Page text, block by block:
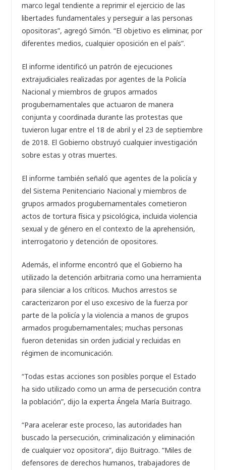
marco legal tendiente a reprimir el ejercicio de las
libertades fundamentales y perseguir a las personas
opositoras”, agregó Simón. “El objetivo es eliminar, por
diferentes medios, cualquier oposición en el país”.
El informe identificó un patrón de ejecuciones
extrajudiciales realizadas por agentes de la Policía
Nacional y miembros de grupos armados
progubernamentales que actuaron de manera
conjunta y coordinada durante las protestas que
tuvieron lugar entre el 18 de abril y el 23 de septiembre
de 2018. El Gobierno obstruyó cualquier investigación
sobre estas y otras muertes.
El informe también señaló que agentes de la policía y
del Sistema Penitenciario Nacional y miembros de
grupos armados progubernamentales cometieron
actos de tortura física y psicológica, incluida violencia
sexual y de género en el contexto de la aprehensión,
interrogatorio y detención de opositores.
Además, el informe encontró que el Gobierno ha
utilizado la detención arbitraria como una herramienta
para silenciar a los críticos. Muchos arrestos se
caracterizaron por el uso excesivo de la fuerza por
parte de la policía y la violencia a manos de grupos
armados progubernamentales; muchas personas
fueron detenidas sin orden judicial y recluidas en
régimen de incomunicación.
“Todas estas acciones son posibles porque el Estado
ha sido utilizado como un arma de persecución contra
la población”, dijo la experta Ángela María Buitrago.
“Para acelerar este proceso, las autoridades han
buscado la persecución, criminalización y eliminación
de cualquier voz opositora”, dijo Buitrago. “Miles de
defensores de derechos humanos, trabajadores de